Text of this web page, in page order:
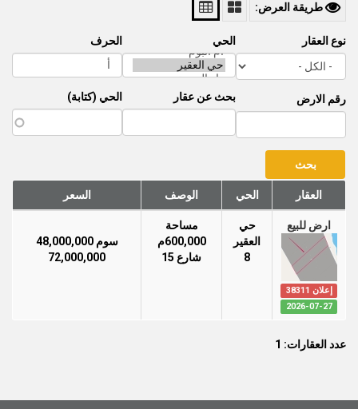
طريقة العرض:
نوع العقار
رقم الارض
الحي
بحث عن عقار
الحرف
الحي (كتابة)
العقار الحي الوصف السعر
ارض للبيع
إعلان 38311
2026-07-27
حي
العقير
8
مساحة
600,000م
شارع 15
سوم 48,000,000
72,000,000
عدد العقارات: 1